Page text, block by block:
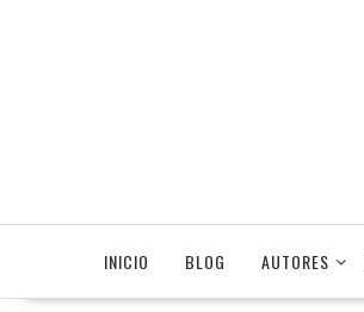
INICIO BLOG AUTORES